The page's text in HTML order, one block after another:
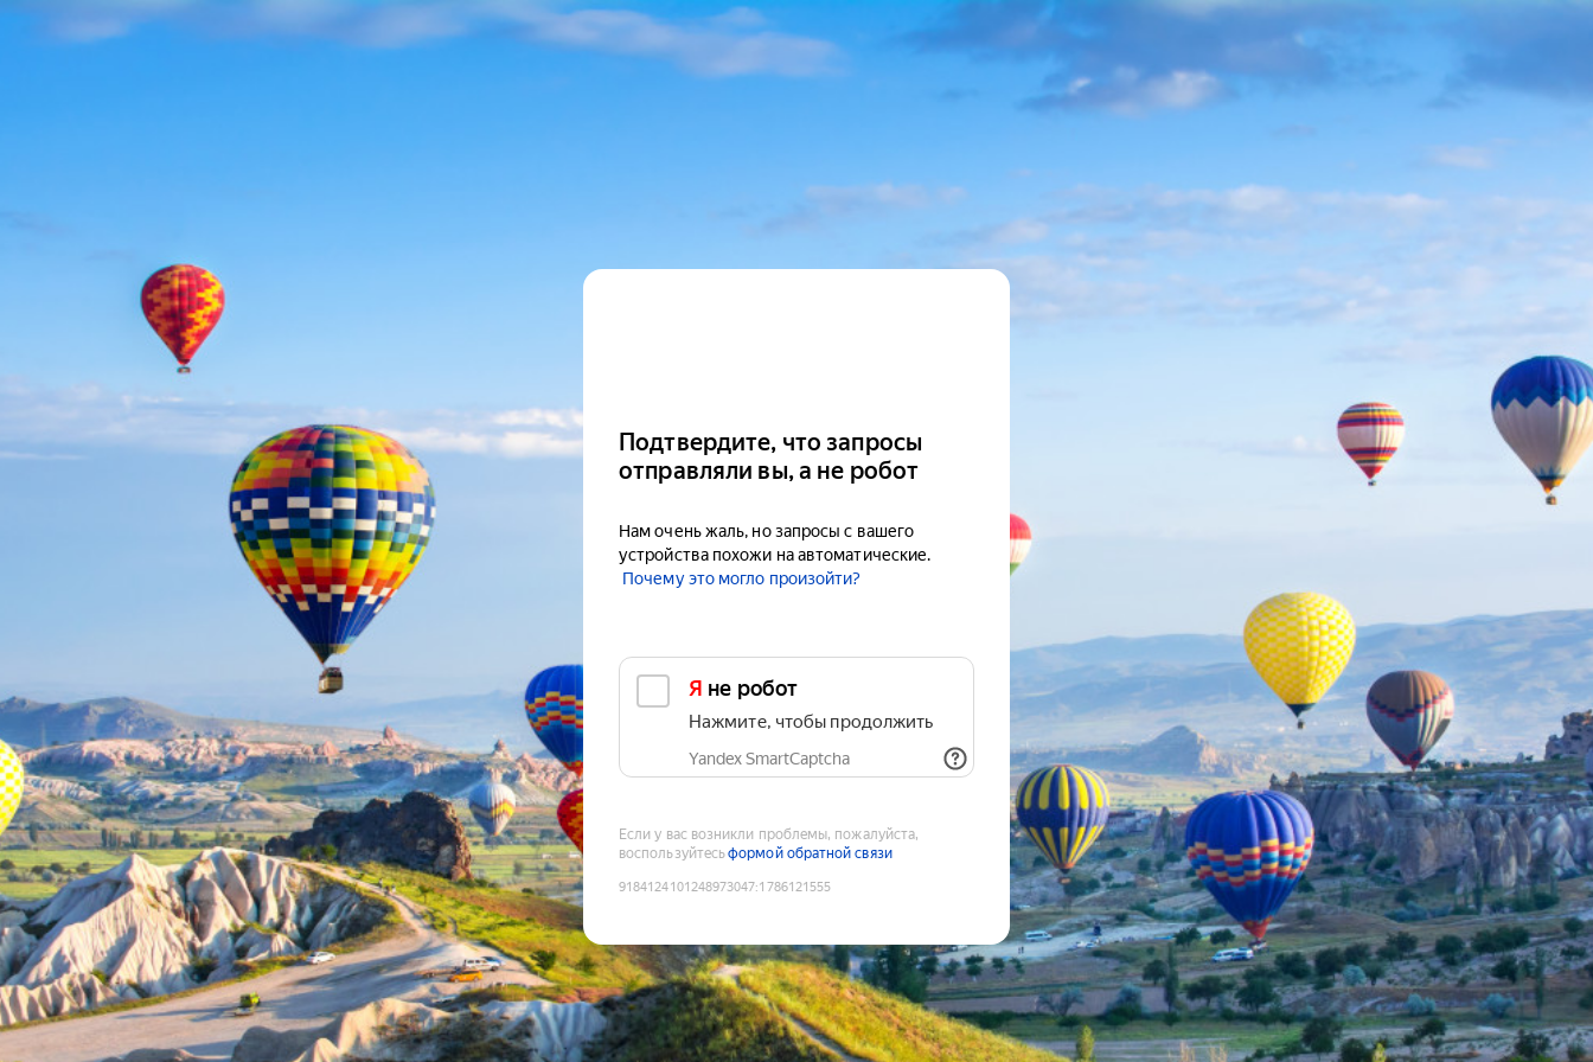
Подтвердите, что запросы
отправляли вы, а не робот
Нам очень жаль, но запросы с вашего
устройства похожи на автоматические.
Почему это могло произойти?
Я не робот
Нажмите, чтобы продолжить
Yandex SmartCaptcha
Если у вас возникли проблемы, пожалуйста,
воспользуйтесьформой обратной связи
9184124101248973047:1786121555